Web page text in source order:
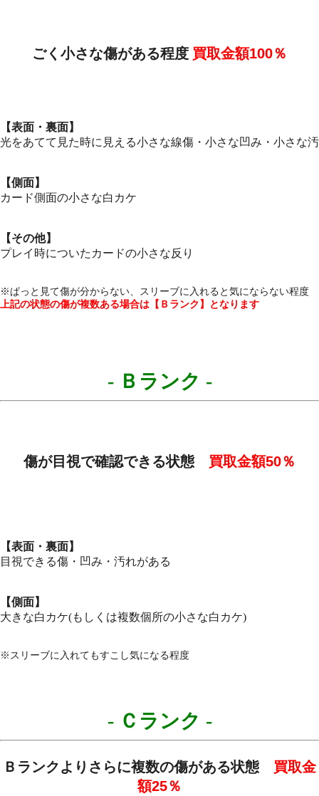
ごく小さな傷がある程度 買取金額100％
【表面・裏面】
光をあてて見た時に見える小さな線傷・小さな凹み・小さな
【側面】
カード側面の小さな白カケ
【その他】
プレイ時についたカードの小さな反り
※ぱっと見て傷が分からない、スリーブに入れると気にならない程度
上記の状態の傷が複数ある場合は【Ｂランク】となります
- Ｂランク -
傷が目視で確認できる状態 買取金額50％
【表面・裏面】
目視できる傷・凹み・汚れがある
【側面】
大きな白カケ(もしくは複数個所の小さな白カケ)
※スリーブに入れてもすこし気になる程度
- Ｃランク -
Ｂランクよりさらに複数の傷がある状態 買取金
額25％